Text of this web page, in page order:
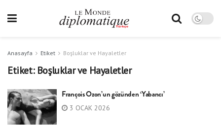
Anasayfa Etiket Boşluklar ve Hayaletler
Etiket: Boşluklar ve Hayaletler
François Ozon’un gözünden ‘Yabancı’
3 OCAK 2026